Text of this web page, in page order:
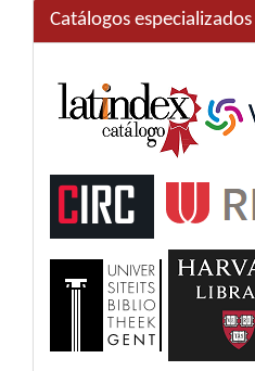
Catálogos especializados